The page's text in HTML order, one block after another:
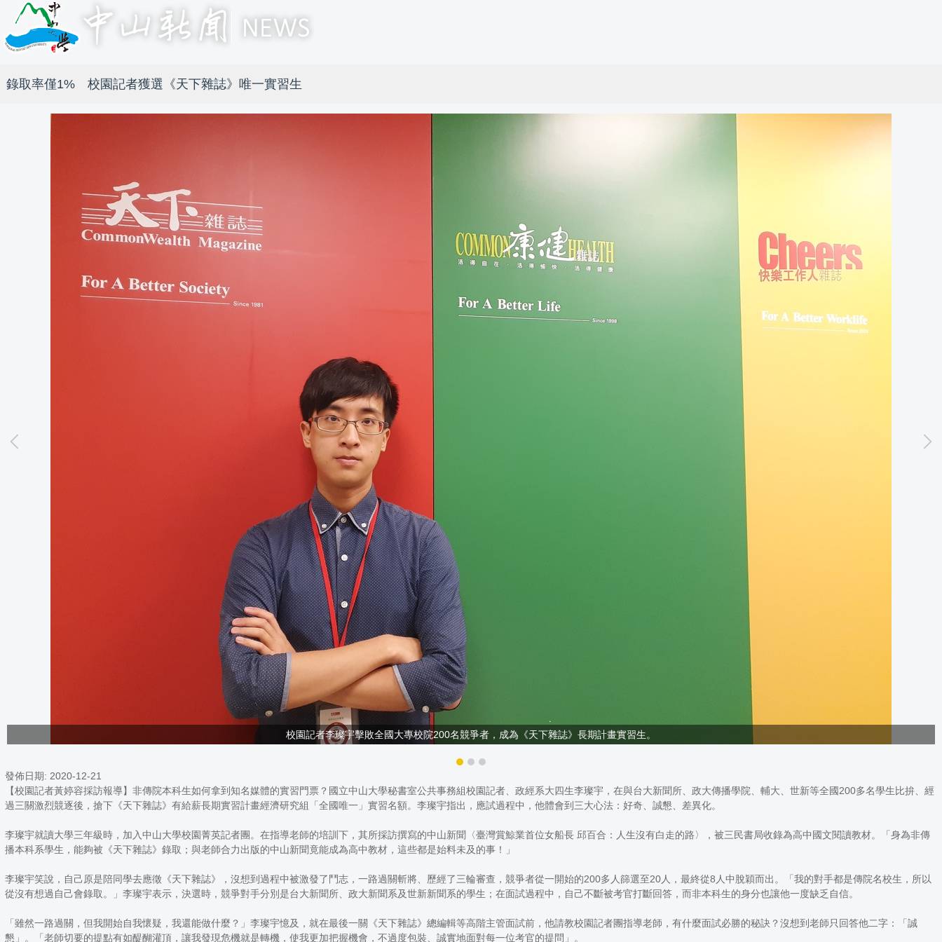
錄取率僅1% 校園記者獲選《天下雜誌》唯一實習生
校園記者李璨宇擊敗全國大專校院200名競爭者，成為《天下雜誌》長期計畫實習生。
發佈日期: 2020-12-21
【校園記者黃婷容採訪報導】非傳院本科生如何拿到知名媒體的實習門票？國立中山大學秘書室公共事務組校園記者、政經系大四生李璨宇，在與台大新聞所、政大傳播學院、輔大、世新等全國200多名學生比拚、經
過三關激烈競逐後，搶下《天下雜誌》有給薪長期實習計畫經濟研究組「全國唯一」實習名額。李璨宇指出，應試過程中，他體會到三大心法：好奇、誠懇、差異化。
李璨宇就讀大學三年級時，加入中山大學校園菁英記者團。在指導老師的培訓下，其所採訪撰寫的中山新聞〈臺灣賞鯨業首位女船長 邱百合：人生沒有白走的路〉，被三民書局收錄為高中國文閱讀教材。「身為非傳
播本科系學生，能夠被《天下雜誌》錄取；與老師合力出版的中山新聞竟能成為高中教材，這些都是始料未及的事！」
李璨宇笑說，自己原是陪同學去應徵《天下雜誌》，沒想到過程中被激發了鬥志，一路過關斬將、歷經了三輪審查，競爭者從一開始的200多人篩選至20人，最終從8人中脫穎而出。「我的對手都是傳院名校生，所以
從沒有想過自己會錄取。」李璨宇表示，決選時，競爭對手分別是台大新聞所、政大新聞系及世新新聞系的學生；在面試過程中，自己不斷被考官打斷回答，而非本科生的身分也讓他一度缺乏自信。
「雖然一路過關，但我開始自我懷疑，我還能做什麼？」李璨宇憶及，就在最後一關《天下雜誌》總編輯等高階主管面試前，他請教校園記者團指導老師，有什麼面試必勝的秘訣？沒想到老師只回答他二字：「誠
懇」。「老師切要的提點有如醍醐灌頂，讓我發現危機就是轉機，使我更加把握機會，不過度包裝、誠實地面對每一位考官的提問」。